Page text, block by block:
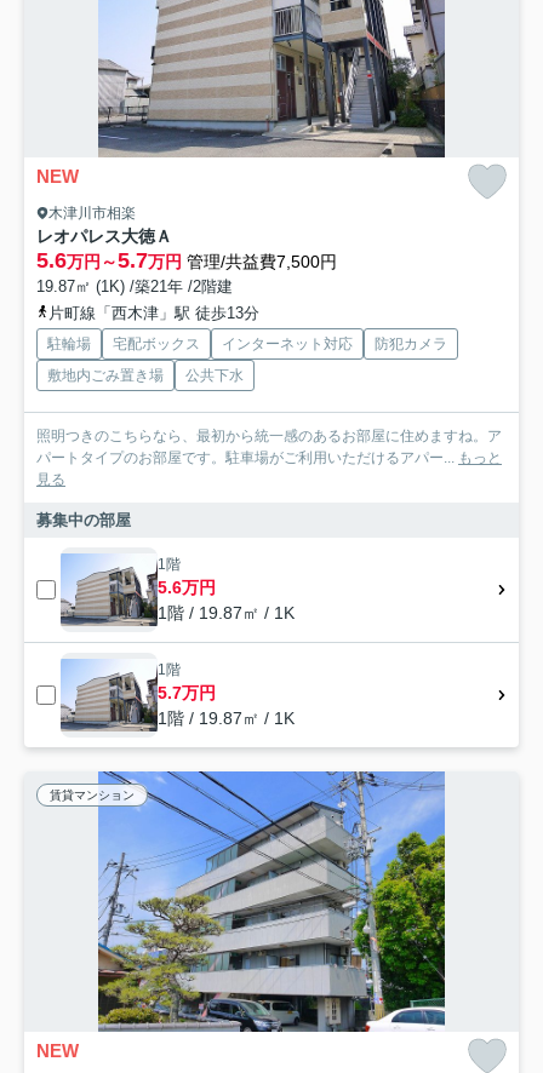
NEW
木津川市相楽
レオパレス大徳Ａ
5.6万円～5.7万円 管理/共益費7,500円
19.87㎡ (1K) /築21年 /2階建
片町線「西木津」駅 徒歩13分
駐輪場 宅配ボックス インターネット対応
防犯カメラ
敷地内ごみ置き場
公共下水
照明つきのこちらなら、最初から統一感のあるお部屋に住めますね。ア
パートタイプのお部屋です。駐車場がご利用いただけるアパー... もっと
見る
募集中の部屋
1階
5.6万円
1階 / 19.87㎡ / 1K
1階
5.7万円
1階 / 19.87㎡ / 1K
賃貸マンション
NEW